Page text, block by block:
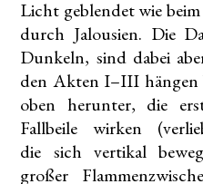
Licht geblendet wie
durch Jalousien. Die
Dunkeln, sind dabei
den Akten I–III hängen
oben herunter, die
Fallbeile wirken
die sich vertikal
großer